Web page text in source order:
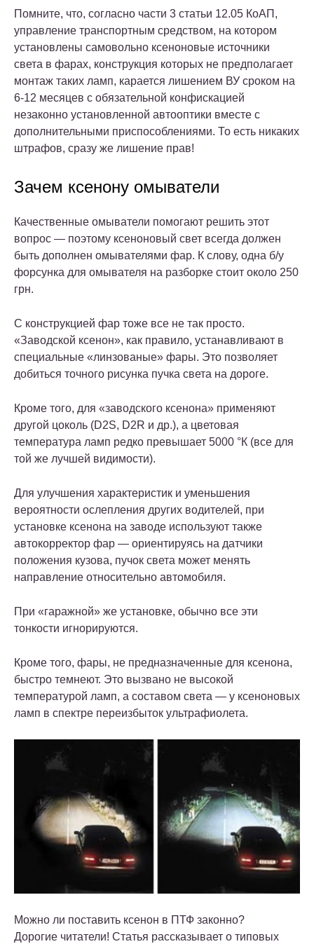
Помните, что, согласно части 3 статьи 12.05 КоАП,
управление транспортным средством, на котором
установлены самовольно ксеноновые источники
света в фарах, конструкция которых не предполагает
монтаж таких ламп, карается лишением ВУ сроком на
6-12 месяцев с обязательной конфискацией
незаконно установленной автооптики вместе с
дополнительными приспособлениями. То есть никаких
штрафов, сразу же лишение прав!
Зачем ксенону омыватели
Качественные омыватели помогают решить этот
вопрос — поэтому ксеноновый свет всегда должен
быть дополнен омывателями фар. К слову, одна б/у
форсунка для омывателя на разборке стоит около 250
грн.
С конструкцией фар тоже все не так просто.
«Заводской ксенон», как правило, устанавливают в
специальные «линзованые» фары. Это позволяет
добиться точного рисунка пучка света на дороге.
Кроме того, для «заводского ксенона» применяют
другой цоколь (D2S, D2R и др.), а цветовая
температура ламп редко превышает 5000 °К (все для
той же лучшей видимости).
Для улучшения характеристик и уменьшения
вероятности ослепления других водителей, при
установке ксенона на заводе используют также
автокорректор фар — ориентируясь на датчики
положения кузова, пучок света может менять
направление относительно автомобиля.
При «гаражной» же установке, обычно все эти
тонкости игнорируются.
Кроме того, фары, не предназначенные для ксенона,
быстро темнеют. Это вызвано не высокой
температурой ламп, а составом света — у ксеноновых
ламп в спектре переизбыток ультрафиолета.
Можно ли поставить ксенон в ПТФ законно?
Дорогие читатели! Статья рассказывает о типовых